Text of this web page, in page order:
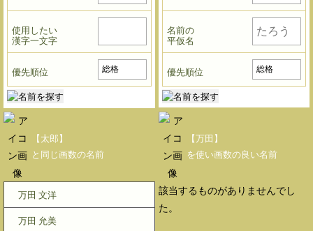
使用したい
漢字一文字
優先順位
名前の
平仮名
優先順位
【太郎】
と同じ画数の名前
万田 文洋
万田 允美
【万田】
を使い画数の良い名前
該当するものがありませんでし
た。